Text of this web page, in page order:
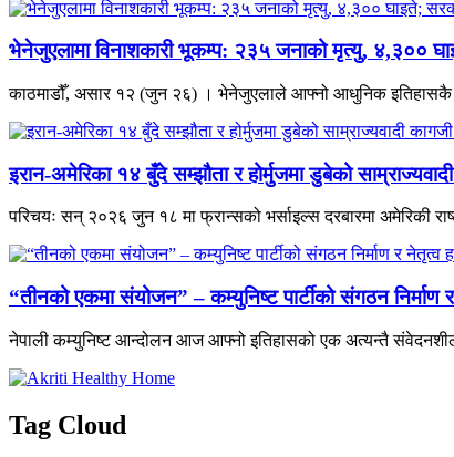
भेनेजुएलामा विनाशकारी भूकम्प: २३५ जनाको मृत्यु, ४,३००
काठमाडौँ, असार १२ (जुन २६) । भेनेजुएलाले आफ्नो आधुनिक इतिहासकै
इरान-अमेरिका १४ बुँदे सम्झौता र होर्मुजमा डुबेको
परिचयः सन् २०२६ जुन १८ मा फ्रान्सको भर्साइल्स दरबारमा अमेरिकी
“तीनको एकमा संयोजन” – कम्युनिष्ट पार्टीको संगठन
नेपाली कम्युनिष्ट आन्दोलन आज आफ्नो इतिहासको एक अत्यन्तै संवेदनशील र
Tag Cloud